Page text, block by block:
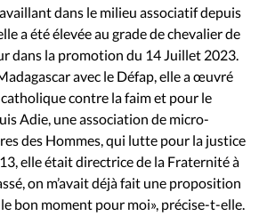
Actualité chrétienne
Chronique
Culture
Foi Génération réveil
Monde
Relations Aujourd'hui
monde des Eglises
Trait d'Ixène
dans le milieu associatif depuis
a été élevée au grade de chevalier de
dans la promotion du 14 Juillet 2023.
avec le Défap, elle a œuvré
contre la faim et pour le
Adie, une association de micro-
des Hommes, qui lutte pour la justice
elle était directrice de la Fraternité à
on m’avait déjà fait une proposition
le bon moment pour moi», précise-t-elle.